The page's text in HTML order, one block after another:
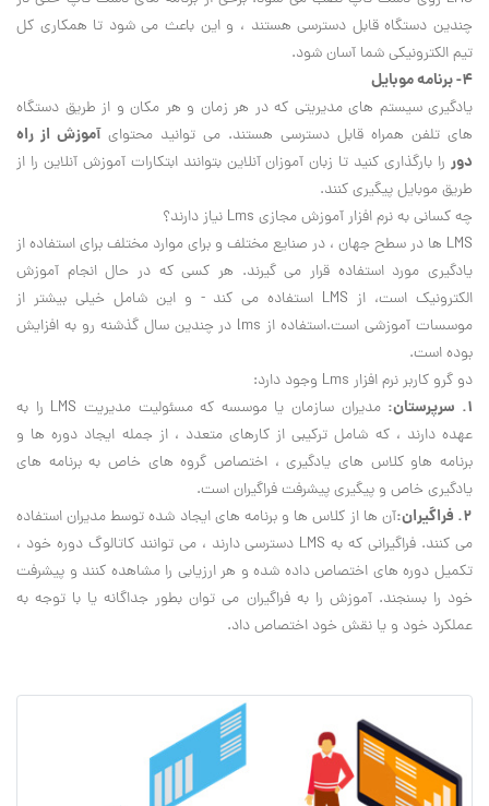
چندین دستگاه قابل دسترسی هستند ، و این باعث می شود تا همکاری کل
تیم الکترونیکی شما آسان شود.
۴- برنامه موبایل
یادگیری سیستم های مدیریتی که در هر زمان و هر مکان و از طریق دستگاه
های تلفن همراه قابل دسترسی هستند. می توانید محتوایآموزش از راه
دور را بارگذاری کنید تا زبان آموزان آنلاین بتوانند ابتکارات آموزش آنلاین را از
طریق موبایل پیگیری کنند.
چه کسانی به نرم افزار آموزش مجازی Lms نیاز دارند؟
LMS ها در سطح جهان ، در صنایع مختلف و برای موارد مختلف برای استفاده از
یادگیری مورد استفاده قرار می گیرند. هر کسی که در حال انجام آموزش
الکترونیک است، از LMS استفاده می کند - و این شامل خیلی بیشتر از
موسسات آموزشی است.استفاده از lms در چندین سال گذشنه رو به افزایش
بوده است.
دو گرو کاربر نرم افزار Lms وجود دارد:
۱. سرپرستان:
مدیران سازمان یا موسسه که مسئولیت مدیریت LMS را به
عهده دارند ، که شامل ترکیبی از کارهای متعدد ، از جمله ایجاد دوره ها و
برنامه هاو کلاس های یادگیری ، اختصاص گروه های خاص به برنامه های
یادگیری خاص و پیگیری پیشرفت فراگیران است.
۲. فراگیران:
آن ها از کلاس ها و برنامه های ایجاد شده توسط مدیران استفاده
می کنند. فراگیرانی که به LMS دسترسی دارند ، می توانند کاتالوگ دوره خود ،
تکمیل دوره های اختصاص داده شده و هر ارزیابی را مشاهده کنند و پیشرفت
خود را بسنجند. آموزش را به فراگیران می توان بطور جداگانه یا با توجه به
عملکرد خود و یا نقش خود اختصاص داد.